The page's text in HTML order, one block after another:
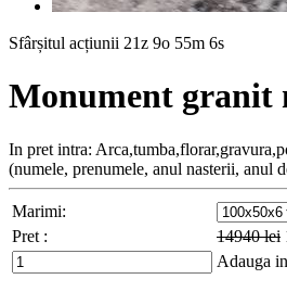
Sfârșitul acțiunii 21z 9o 55m 4s
Monument granit
In pret intra:
(numele, prenumele, anul nasterii, anul
Marimi:
Pret :
14940lei
Adauga